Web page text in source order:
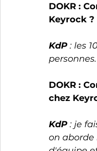
DOKR :
Keyrock ?
KdP : les
personnes.
DOKR :
chez
KdP : je
on aborde